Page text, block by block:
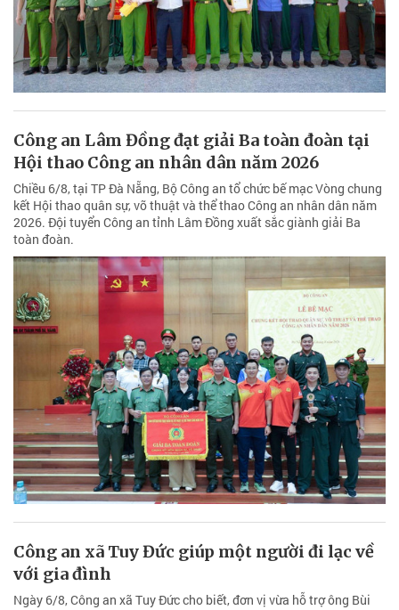
Công an Lâm Đồng đạt giải Ba toàn đoàn tại
Hội thao Công an nhân dân năm 2026
Chiều 6/8, tại TP Đà Nẵng, Bộ Công an tổ chức bế mạc Vòng chung
kết Hội thao quân sự, võ thuật và thể thao Công an nhân dân năm
2026. Đội tuyển Công an tỉnh Lâm Đồng xuất sắc giành giải Ba
toàn đoàn.
Công an xã Tuy Đức giúp một người đi lạc về
với gia đình
Ngày 6/8, Công an xã Tuy Đức cho biết, đơn vị vừa hỗ trợ ông Bùi